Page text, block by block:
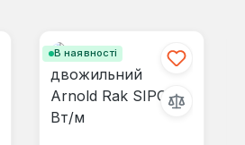
В наявності